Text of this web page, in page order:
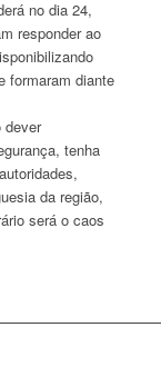
no dia 24,
responder ao
formaram diante
dever
tenha
da região,
será o caos